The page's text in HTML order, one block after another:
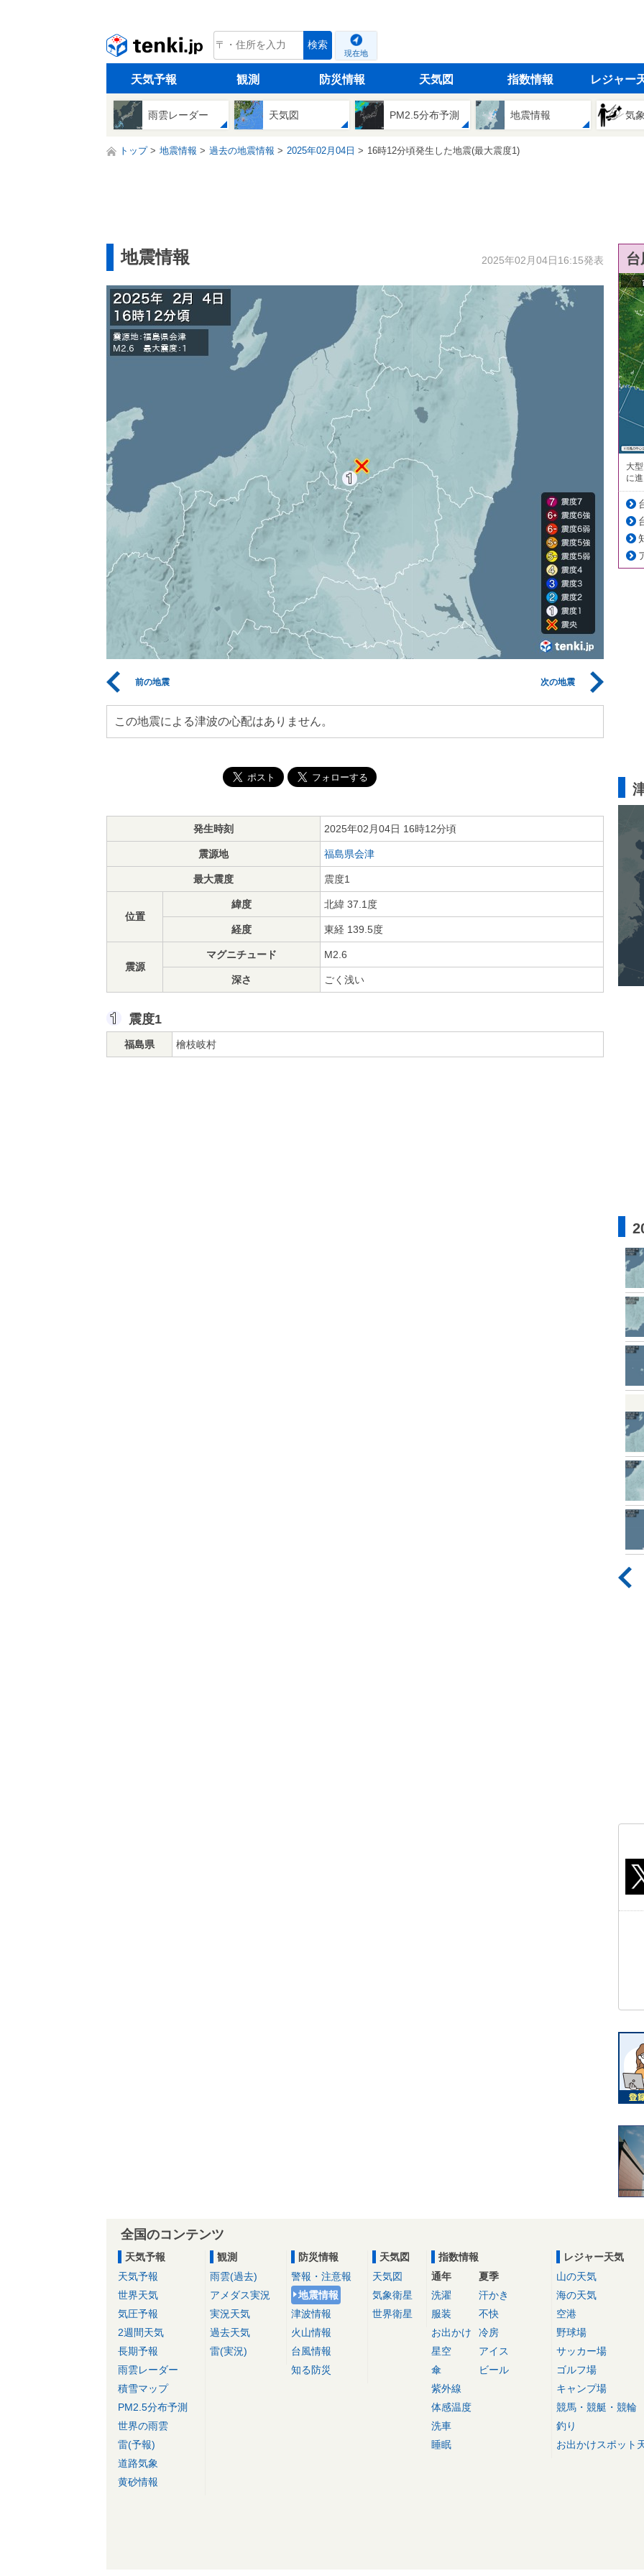
tenki.jp 検索
現在地
天気予報 観測 防災情報 天気図 指数情報 レジャー
雨雲レーダー 天気図 PM2.5分布予測 地震情報 気
トップ 地震情報 過去の地震情報 2025年02月04日 16時12分頃発生した地震(最大震度1)
地震情報 2025年02月04日16:15発表
前の地震 次の地震
この地震による津波の心配はありません。
発生時刻 2025年02月04日 16時12分頃
震源地 福島県会津
最大震度 震度1
位置
緯度 北緯 37.1度
経度 東経 139.5度
震源
マグニチュード M2.6
深さ ごく浅い
震度1
福島県 檜枝岐村
大
に
全国のコンテンツ
天気予報
天気予報
世界天気
気圧予報
2週間天気
長期予報
雨雲レーダー
積雪マップ
PM2.5分布予測
世界の雨雲
雷(予報)
道路気象
黄砂情報
観測
雨雲(過去)
アメダス実況
実況天気
過去天気
雷(実況)
防災情報
警報・注意報
地震情報
津波情報
火山情報
台風情報
知る防災
天気図
天気図
気象衛星
世界衛星
指数情報
通年
洗濯
服装
お出かけ
星空
傘
紫外線
体感温度
洗車
睡眠
夏季
汗かき
不快
冷房
アイス
ビール
レジャー天気
山の天気
海の天気
空港
野球場
サッカー場
ゴルフ場
キャンプ場
競馬・競艇・競輪
釣り
お出かけスポット